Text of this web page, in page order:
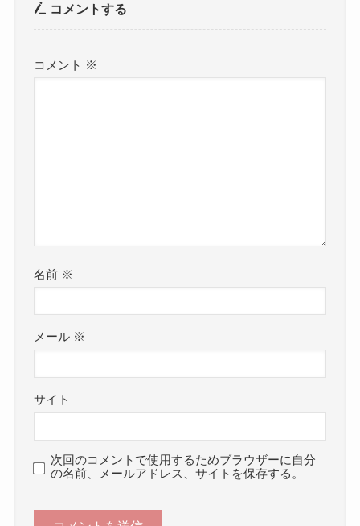
コメントする
コメント ※
名前 ※
メール ※
サイト
次回のコメントで使用するためブラウザーに自分
の名前、メールアドレス、サイトを保存する。